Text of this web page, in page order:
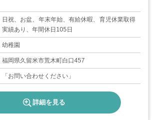
日祝、お盆、年末年始、有給休暇、育児休業取得
実績あり、年間休日105日
幼稚園
福岡県久留米市荒木町白口457
「お問い合わせください」
詳細を見る